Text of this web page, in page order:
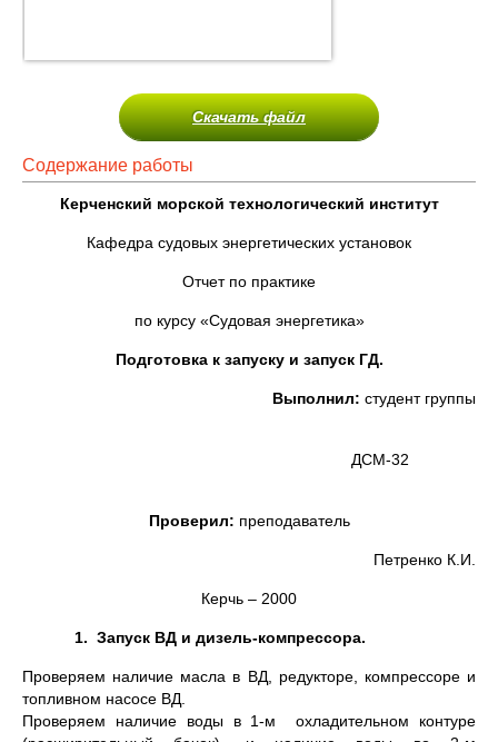
Скачать файл
Содержание работы
Керченский морской технологический институт
Кафедра судовых энергетических установок
Отчет по практике
по курсу «Судовая энергетика»
Подготовка к запуску и запуск ГД.
Выполнил: студент группы
ДСМ-32
Проверил: преподаватель
Петренко К.И.
Керчь – 2000
1. Запуск ВД и дизель-компрессора.
Проверяем наличие масла в ВД, редукторе, компрессоре и
топливном насосе ВД.
Проверяем наличие воды в 1-м охладительном контуре